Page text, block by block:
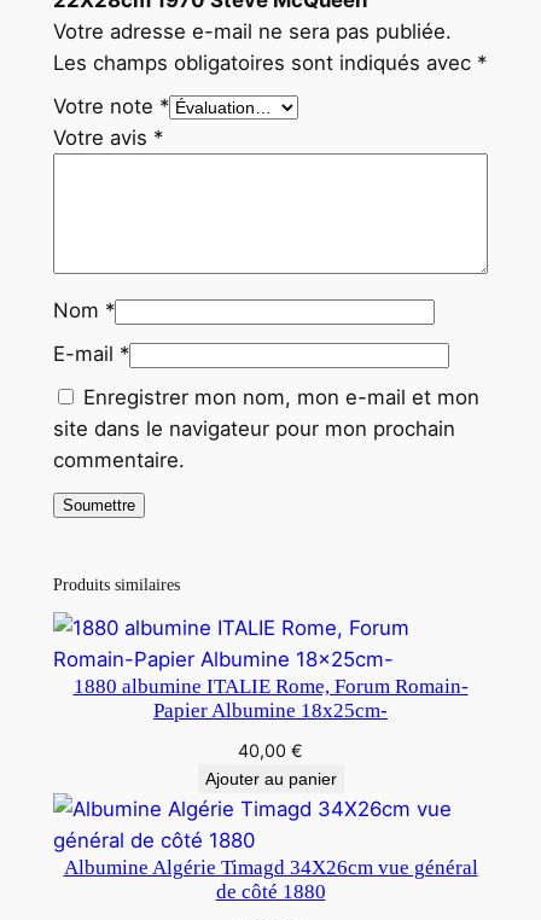
Votre adresse e-mail ne sera pas publiée.
Les champs obligatoires sont indiqués avec *
Votre note *
Votre avis *
Nom *
E-mail *
Enregistrer mon nom, mon e-mail et mon
site dans le navigateur pour mon prochain
commentaire.
Produits similaires
1880 albumine ITALIE Rome, Forum Romain-
Papier Albumine 18x25cm-
40,00 €
Ajouter au panier
Albumine Algérie Timagd 34X26cm vue général
de côté 1880